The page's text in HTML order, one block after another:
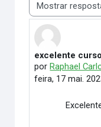
Modo de
excelente curso
por Raphael
feira, 17 mai.
Número de